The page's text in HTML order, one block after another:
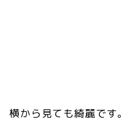
横から見ても綺麗です。